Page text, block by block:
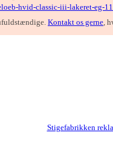
hvid-classic-iii-lakeret-eg-
Kontakt os gerne,
Stigefabrikken